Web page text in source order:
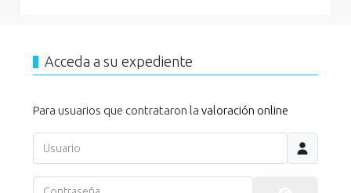
Acceda a su expediente
Para usuarios que contrataron la valoración online
Usuario
Contraseña